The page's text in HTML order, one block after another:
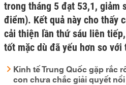
trong tháng 5 đạt 53,1, giảm
điểm). Kết quả này cho thấy
cải thiện lần thứ sáu liên
tốt mặc dù đã yếu hơn so với
Kinh tế Trung Quốc gặp rắc
con chưa chắc giải quyết nổi